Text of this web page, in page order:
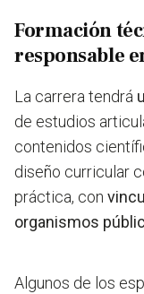
Formación
responsable
La carrera tendrá
de estudios
contenidos
diseño curricular
práctica, con
organismos
Algunos de los